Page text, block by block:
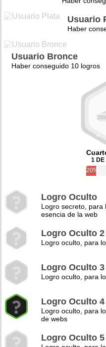
Usuario
Haber
Usuario Bronce
Haber conseguido 10 logros
1 DE
20%
Logro Oculto
Logro secreto, para
esencia de la web
Logro Oculto 2
Logro oculto, para
Logro Oculto 3
Logro oculto, para
Logro Oculto 4
Logro oculto, para
de webs
Logro Oculto 5